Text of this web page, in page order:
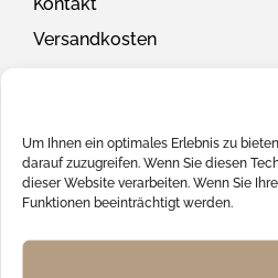
Um Ihnen ein optimales Erlebnis zu
darauf zuzugreifen. Wenn Sie diesen
dieser Website verarbeiten. Wenn Sie
Funktionen beeinträchtigt werden.
Versandkosten
UNSERE ZAHLUNGSARTEN